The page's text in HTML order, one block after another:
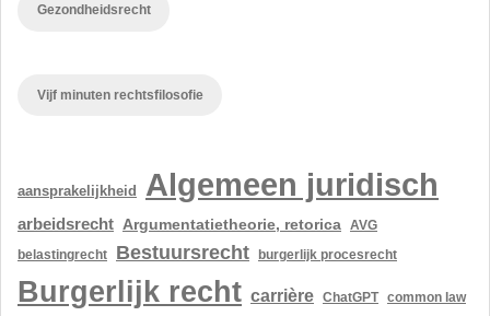
Gezondheidsrecht
Vijf minuten rechtsfilosofie
aansprakelijkheid Algemeen juridisch
arbeidsrecht Argumentatietheorie, retorica AVG
belastingrecht Bestuursrecht burgerlijk procesrecht
Burgerlijk recht carrière ChatGPT common law